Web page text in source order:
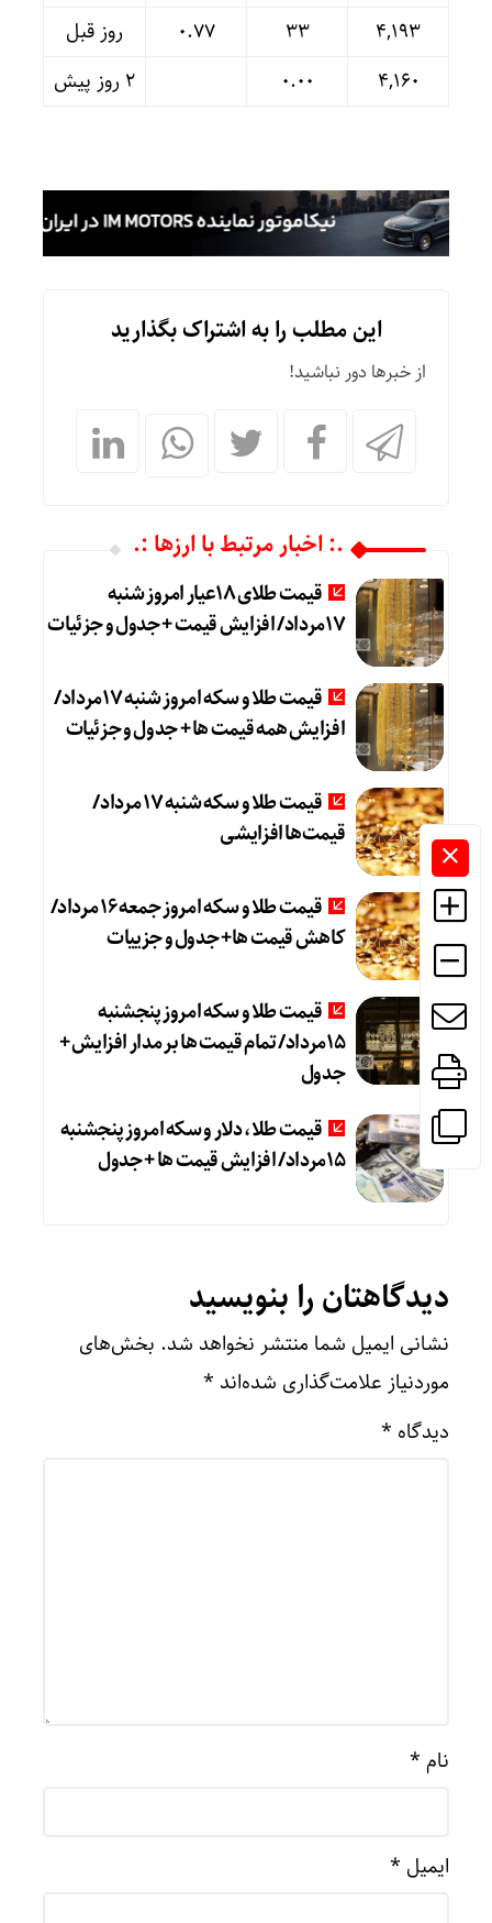
۴,۱۹۳
۳۳ ۰.۷۷
روز قبل
۴,۱۶۰
۰.۰۰ ۲ روز پیش
این مطلب را به اشتراک بگذارید
از خبرها دور نباشید!
.: اخبار مرتبط با ارزها :.
قیمت طلای 18عیار امروز شنبه
17مرداد/ افزایش قیمت + جدول و جزئیات
قیمت طلا و سکه امروز شنبه 17مرداد/
افزایش همه قیمت ها + جدول و جزئیات
قیمت طلا و سکه شنبه 17 مرداد/
قیمت‌ها افزایشی
قیمت طلا و سکه امروز جمعه ۱۶ مرداد/
کاهش قیمت ها+ جدول و جزییات
قیمت طلا و سکه امروز پنجشنبه
15مرداد/ تمام قیمت ها بر مدار افزایش +
جدول
قیمت طلا، دلار و سکه امروز پنجشنبه
15مرداد/ افزایش قیمت ها + جدول
دیدگاهتان را بنویسید
نشانی ایمیل شما منتشر نخواهد شد. بخش‌های
موردنیاز علامت‌گذاری شده‌اند *
دیدگاه *
نام *
ایمیل *